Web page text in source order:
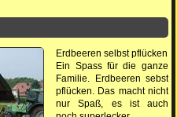
Erdbeeren selbst pflücken
Ein Spass für die ganze
Familie. Erdbeeren sebst
pflücken. Das macht nicht
nur Spaß, es ist auch